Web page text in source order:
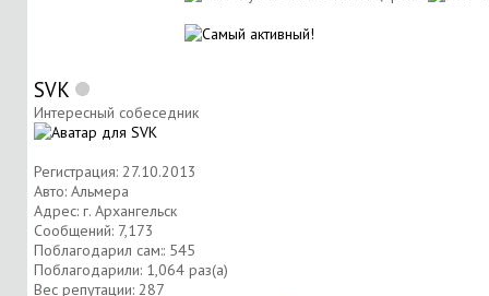
SVK
Интересный собеседник
Регистрация: 27.10.2013
Авто: Альмера
Адрес: г. Архангельск
Сообщений: 7,173
Поблагодарил сам:: 545
Поблагодарили: 1,064 раз(а)
Вес репутации: 287